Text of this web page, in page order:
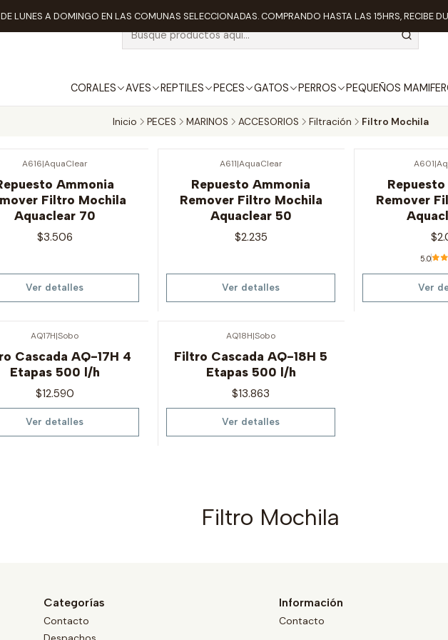
CORALES AVES REPTILES PECES GATOS PERROS PEQUEÑOS
LUNES A DOMINGO EN LAS COMUNAS SELECCIONADAS. COMPRANDO HASTA LAS 15HRS, RECIBE
Inicio PECES MARINOS ACCESORIOS Filtración Filtro Mochila
A616|AquaClear
Ammonia
Filtro Mochila
Aquaclear 70
$3.506
Ver detalles
A611|AquaClear
Repuesto Ammonia
Remover Filtro Mochila
Aquaclear 50
$2.235
Ver detalles
A601|
Remover
5.0
Ver
AQ17H|Sobo
Cascada AQ-17H 4
Etapas 500 l/h
$12.590
Ver detalles
AQ18H|Sobo
Filtro Cascada AQ-18H 5
Etapas 500 l/h
$13.863
Ver detalles
Filtro Mochila
Categorías
Contacto
Información
Contacto